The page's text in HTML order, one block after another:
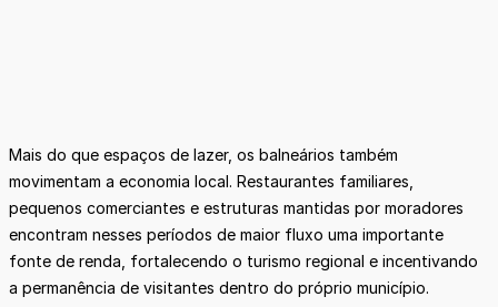
Mais do que espaços de lazer, os balneários também
movimentam a economia local. Restaurantes familiares,
pequenos comerciantes e estruturas mantidas por moradores
encontram nesses períodos de maior fluxo uma importante
fonte de renda, fortalecendo o turismo regional e incentivando
a permanência de visitantes dentro do próprio município.